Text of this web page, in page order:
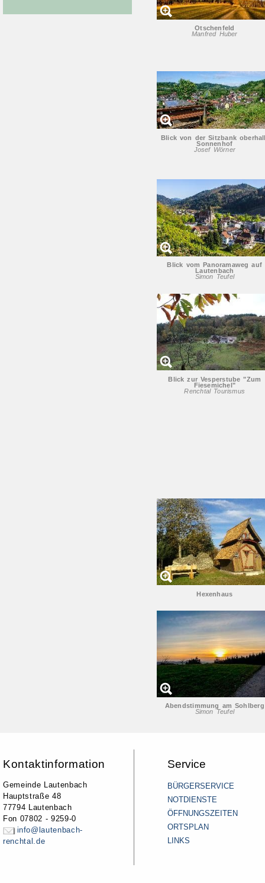
Otschenfeld
Manfred Huber
Blick von der Sitzbank
Sonnenhof
Josef Wörner
Blick vom Panoramaweg auf
Lautenbach
Simon Teufel
Blick zur Vesperstube "Zum
Fiesemichel"
Renchtal Tourismus
Hexenhaus
Abendstimmung am Sohlberg
Simon Teufel
Kontaktinformation
Gemeinde Lautenbach
Hauptstraße 48
77794 Lautenbach
Fon 07802 - 9259-0
info@lautenbach-
renchtal.de
Service
BÜRGERSERVICE
NOTDIENSTE
ÖFFNUNGSZEITEN
ORTSPLAN
LINKS